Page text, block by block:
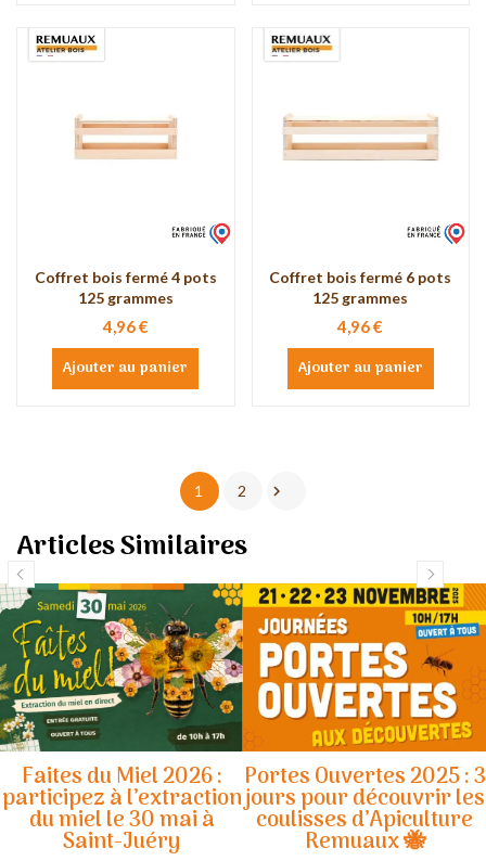
Coffret bois fermé 4 pots
125 grammes
4,96 €
Ajouter au panier
Coffret bois fermé 6 pots
125 grammes
4,96 €
Ajouter au panier
1 2 
Articles Similaires
Faites du Miel 2026 :
participez à l’extraction
du miel le 30 mai à
Saint-Juéry
Portes Ouvertes 2025 : 3
jours pour découvrir les
coulisses d’Apiculture
Remuaux 🐝